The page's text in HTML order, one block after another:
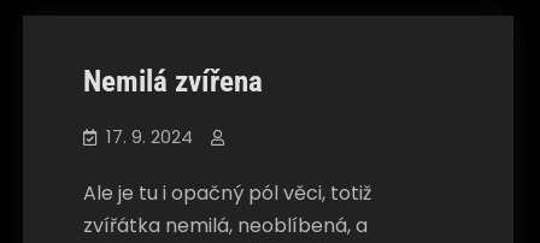
Nemilá zvířena
17. 9. 2024
Ale je tu i opačný pól věci, totiž
zvířátka nemilá, neoblíbená, a